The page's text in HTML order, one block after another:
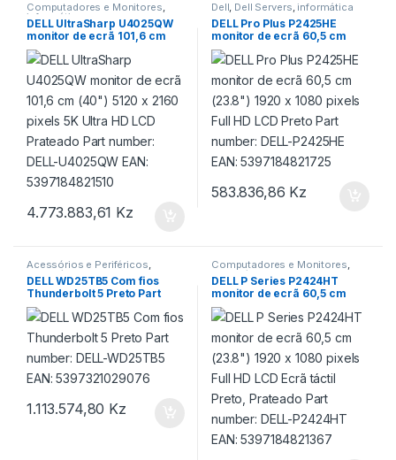
Computadores e Monitores,
informática
DELL UltraSharp U4025QW
monitor de ecrã 101,6 cm
(40″) 5120 x 2160 pixels 5K
Ultra HD LCD Prateado Part
number: DELL-U4025QW
EAN: 5397184821510
4.773.883,61 Kz
Dell, Dell Servers, informática
DELL Pro Plus P2425HE
monitor de ecrã 60,5 cm
(23.8″) 1920 x 1080 pixels
Full HD LCD Preto Part
number: DELL-P2425HE
EAN: 5397184821725
583.836,86 Kz
Acessórios e Periféricos,
informática
DELL WD25TB5 Com fios
Thunderbolt 5 Preto Part
number: DELL-WD25TB5
EAN: 5397321029076
1.113.574,80 Kz
Computadores e Monitores,
informática
DELL P Series P2424HT
monitor de ecrã 60,5 cm
(23.8″) 1920 x 1080 pixels
Full HD LCD Ecrã táctil Preto,
Prateado Part number:
DELL-P2424HT EAN:
5397184821367